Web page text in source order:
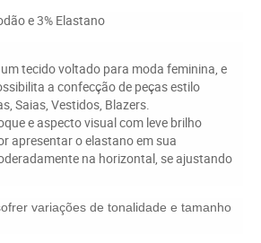
e 3% Elastano
tecido voltado para moda feminina, e
a confecção de peças estilo
Saias, Vestidos, Blazers.
e aspecto visual com leve brilho
apresentar o elastano em sua
na horizontal, se ajustando
variações de tonalidade e tamanho